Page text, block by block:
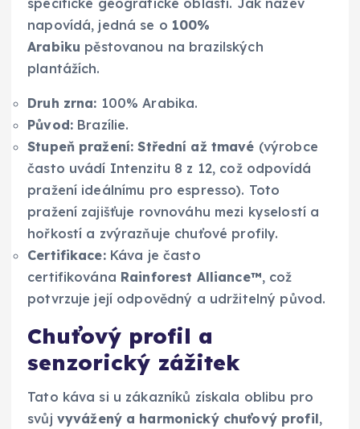
specifické geografické oblasti. Jak název
napovídá, jedná se o 100%
Arabiku pěstovanou na brazilských
plantážích.
Druh zrna: 100% Arabika.
Původ:Brazílie.
Stupeň pražení: Střední až tmavé (výrobce
často uvádí Intenzitu 8 z 12, což odpovídá
pražení ideálnímu pro espresso). Toto
pražení zajišťuje rovnováhu mezi kyselostí a
hořkostí a zvýrazňuje chuťové profily.
Certifikace:Káva je často
certifikována Rainforest Alliance™, což
potvrzuje její odpovědný a udržitelný původ.
Chuťový profil a
senzorický zážitek
Tato káva si u zákazníků získala oblibu pro
svůj vyvážený a harmonický chuťový profil,